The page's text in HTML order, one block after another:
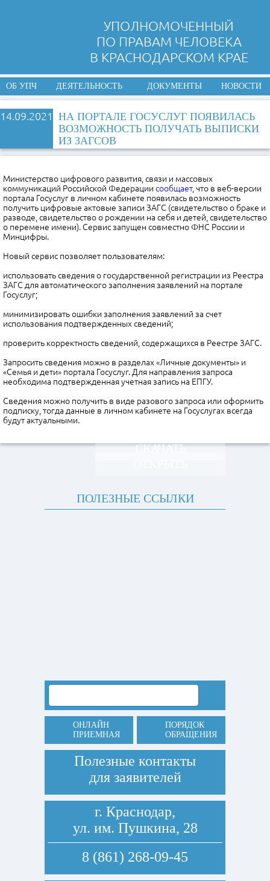
УПОЛНОМОЧЕННЫЙ
ПО ПРАВАМ ЧЕЛОВЕКА
В КРАСНОДАРСКОМ КРАЕ
ОБ УПЧ ДЕЯТЕЛЬНОСТЬ ДОКУМЕНТЫ НОВОСТИ
14.09.2021 НА ПОРТАЛЕ ГОСУСЛУГ ПОЯВИЛАСЬ
ВОЗМОЖНОСТЬ ПОЛУЧАТЬ ВЫПИСКИ
ИЗ ЗАГСОВ
Министерство цифрового развития, связи и массовых
коммуникаций Российской Федерации сообщает, что в веб-версии
портала Госуслуг в личном кабинете появилась возможность
получить цифровые актовые записи ЗАГС (свидетельство о браке и
разводе, свидетельство о рождении на себя и детей, свидетельство
о перемене имени). Сервис запущен совместно ФНС России и
Минцифры.
Новый сервис позволяет пользователям:
использовать сведения о государственной регистрации из Реестра
ЗАГС для автоматического заполнения заявлений на портале
Госуслуг;
минимизировать ошибки заполнения заявлений за счет
использования подтвержденных сведений;
проверить корректность сведений, содержащихся в Реестре ЗАГС.
Запросить сведения можно в разделах «Личные документы» и
«Семья и дети» портала Госуслуг. Для направления запроса
необходима подтвержденная учетная запись на ЕПГУ.
Сведения можно получить в виде разового запроса или оформить
подписку, тогда данные в личном кабинете на Госуслугах всегда
будут актуальными.
СКАЧАТЬ
ПОЛЕЗНЫЕ ССЫЛКИ
ОНЛАЙН
ПРИЕМНАЯ
ПОРЯДОК
ОБРАЩЕНИЯ
Полезные контакты
для заявителей
г. Краснодар,
ул. им. Пушкина, 28
8 (861) 268-09-45